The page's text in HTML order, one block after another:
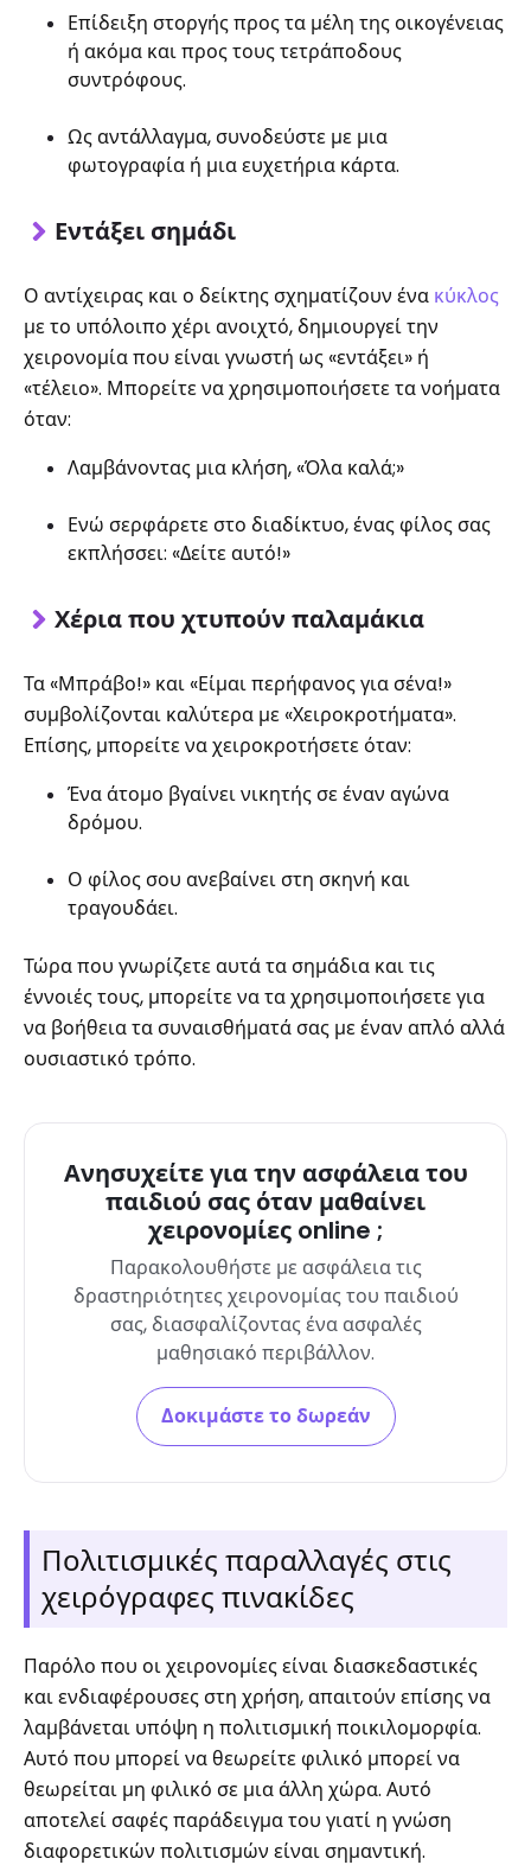
Επίδειξη στοργής προς τα μέλη της οικογένειας
ή ακόμα και προς τους τετράποδους
συντρόφους.
Ως αντάλλαγμα, συνοδεύστε με μια
φωτογραφία ή μια ευχετήρια κάρτα.
Εντάξει σημάδι
Ο αντίχειρας και ο δείκτης σχηματίζουν ένα κύκλος
με το υπόλοιπο χέρι ανοιχτό, δημιουργεί την
χειρονομία που είναι γνωστή ως «εντάξει» ή
«τέλειο». Μπορείτε να χρησιμοποιήσετε τα νοήματα
όταν:
Λαμβάνοντας μια κλήση, «Όλα καλά;»
Ενώ σερφάρετε στο διαδίκτυο, ένας φίλος σας
εκπλήσσει: «Δείτε αυτό!»
Χέρια που χτυπούν παλαμάκια
Τα «Μπράβο!» και «Είμαι περήφανος για σένα!»
συμβολίζονται καλύτερα με «Χειροκροτήματα».
Επίσης, μπορείτε να χειροκροτήσετε όταν:
Ένα άτομο βγαίνει νικητής σε έναν αγώνα
δρόμου.
Ο φίλος σου ανεβαίνει στη σκηνή και
τραγουδάει.
Τώρα που γνωρίζετε αυτά τα σημάδια και τις
έννοιές τους, μπορείτε να τα χρησιμοποιήσετε για
να βοήθεια τα συναισθήματά σας με έναν απλό αλλά
ουσιαστικό τρόπο.
Ανησυχείτε για την ασφάλεια του
παιδιού σας όταν μαθαίνει
χειρονομίες online ;
Παρακολουθήστε με ασφάλεια τις
δραστηριότητες χειρονομίας του παιδιού
σας, διασφαλίζοντας ένα ασφαλές
μαθησιακό περιβάλλον.
Δοκιμάστε το δωρεάν
Πολιτισμικές παραλλαγές στις
χειρόγραφες πινακίδες
Παρόλο που οι χειρονομίες είναι διασκεδαστικές
και ενδιαφέρουσες στη χρήση, απαιτούν επίσης να
λαμβάνεται υπόψη η πολιτισμική ποικιλομορφία.
Αυτό που μπορεί να θεωρείτε φιλικό μπορεί να
θεωρείται μη φιλικό σε μια άλλη χώρα. Αυτό
αποτελεί σαφές παράδειγμα του γιατί η γνώση
διαφορετικών πολιτισμών είναι σημαντική.